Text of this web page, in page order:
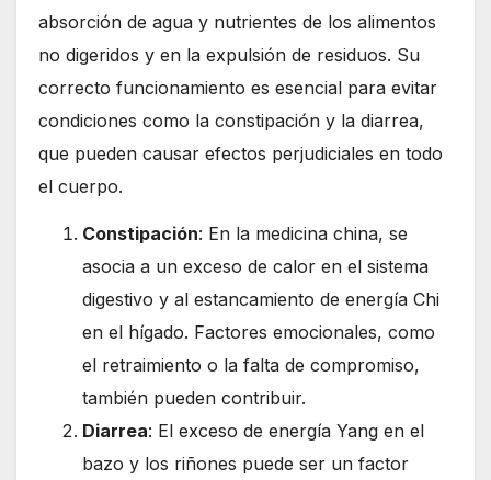
absorción de agua y nutrientes de los alimentos
no digeridos y en la expulsión de residuos. Su
correcto funcionamiento es esencial para evitar
condiciones como la constipación y la diarrea,
que pueden causar efectos perjudiciales en todo
el cuerpo.
Constipación: En la medicina china, se
asocia a un exceso de calor en el sistema
digestivo y al estancamiento de energía Chi
en el hígado. Factores emocionales, como
el retraimiento o la falta de compromiso,
también pueden contribuir.
Diarrea: El exceso de energía Yang en el
bazo y los riñones puede ser un factor